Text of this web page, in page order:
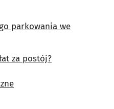
parkowania we
za postój?